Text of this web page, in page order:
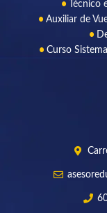
Auxiliar de
Curso